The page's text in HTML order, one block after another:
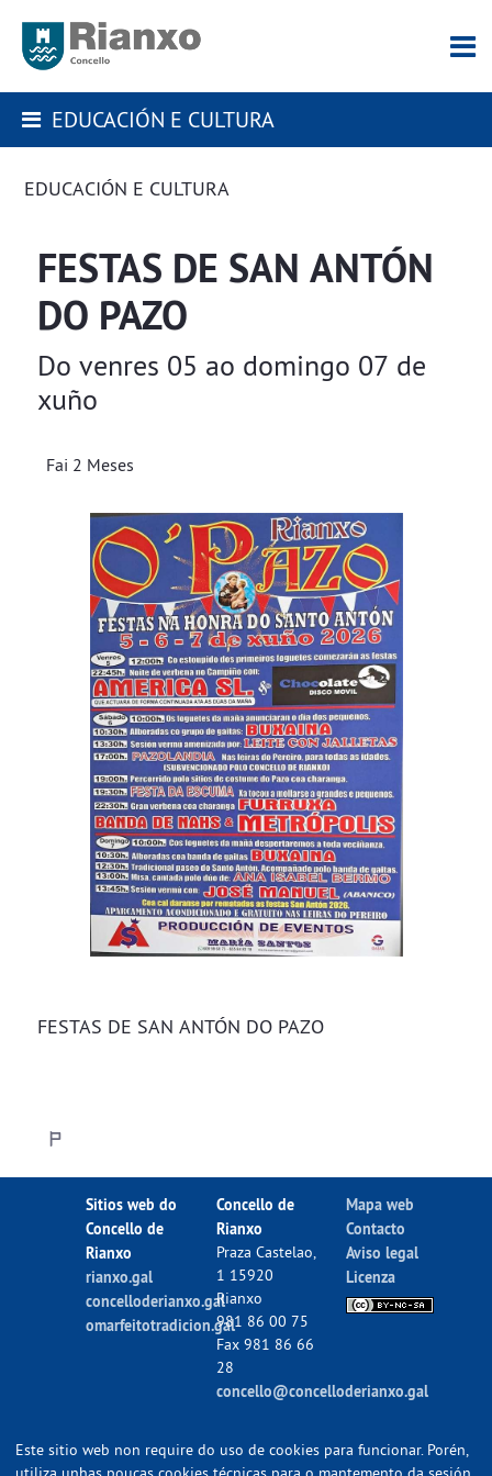
EDUCACIÓN E CULTURA
EDUCACIÓN E CULTURA
FESTAS DE SAN ANTÓN
DO PAZO
Do venres 05 ao domingo 07 de
xuño
Fai 2 Meses
FESTAS DE SAN ANTÓN DO PAZO
Sitios web do
Concello de
Rianxo
rianxo.gal
concelloderianxo.gal
omarfeitotradicion.gal
Concello de
Rianxo
Praza Castelao,
1 15920
Rianxo
981 86 00 75
Fax 981 86 66
28
concello@concelloderianxo.gal
Mapa web
Contacto
Aviso legal
Licenza
Este sitio web non require do uso de cookies para funcionar. Porén,